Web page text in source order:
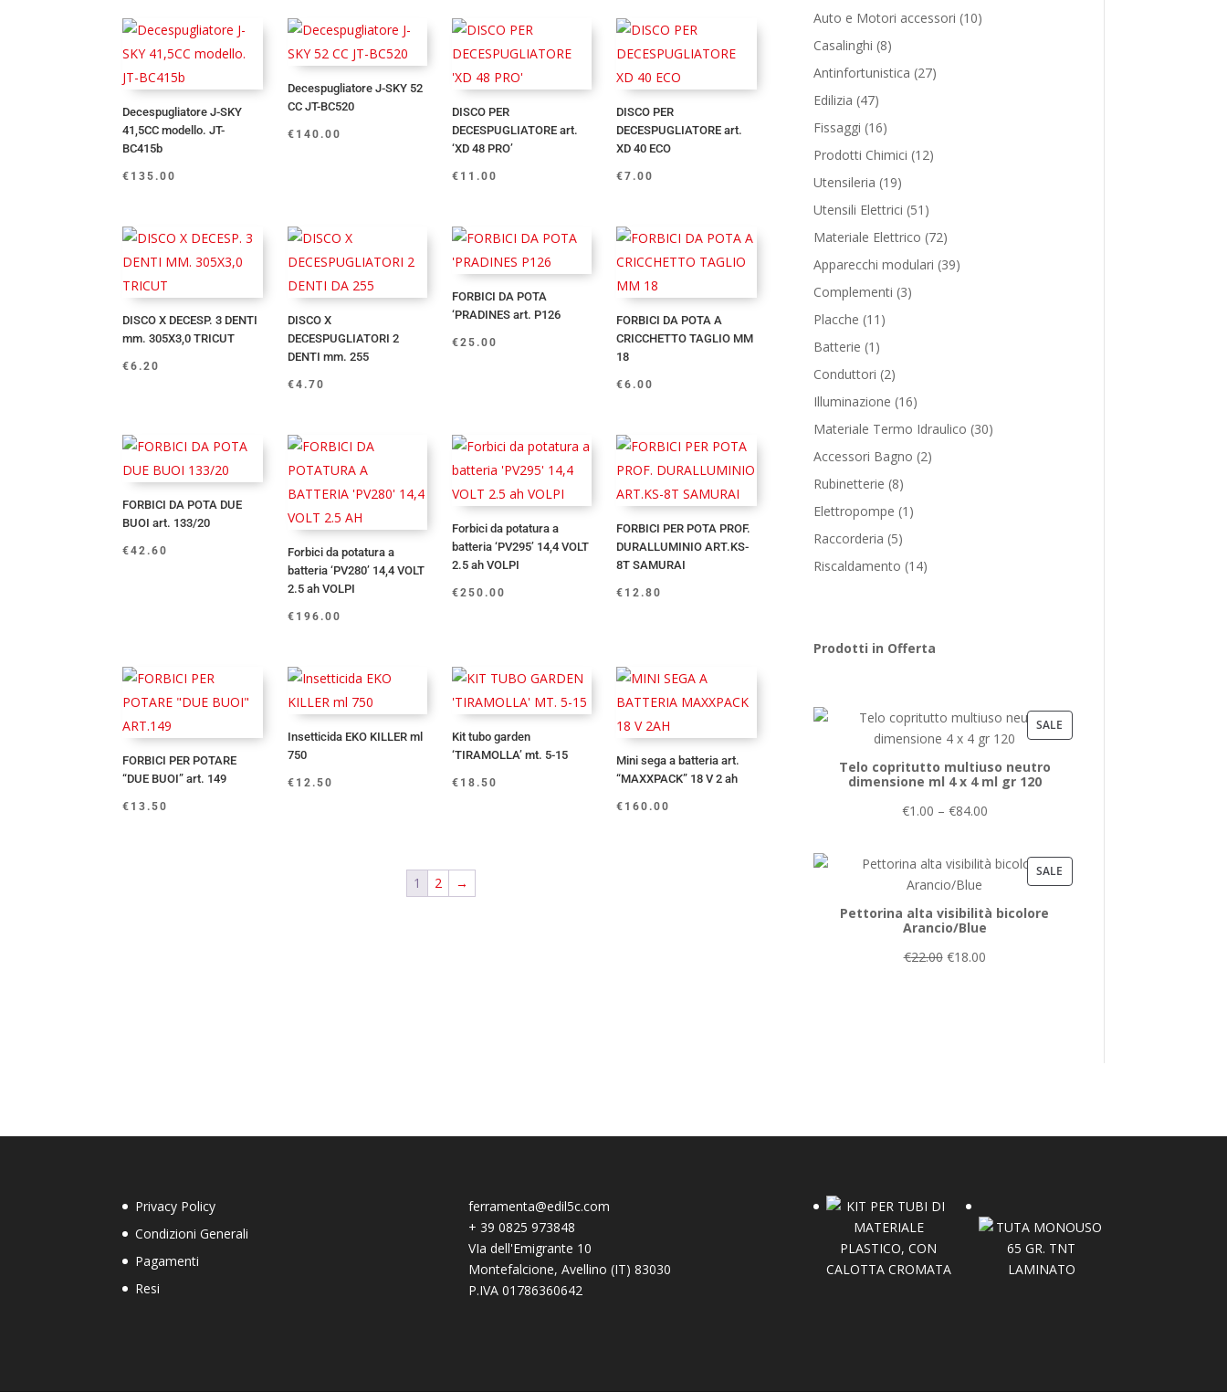
Decespugliatore J-SKY
41,5CC modello. JT-
BC415b
€ 135.00
Decespugliatore J-SKY 52
CC JT-BC520
€ 140.00
DISCO PER
DECESPUGLIATORE art.
‘XD 48 PRO’
€ 11.00
DISCO PER
DECESPUGLIATORE art.
XD 40 ECO
€7.00
DISCO X DECESP. 3 DENTI
mm. 305X3,0 TRICUT
€6.20
DISCO X
DECESPUGLIATORI 2
DENTI mm. 255
€4.70
FORBICI DA POTA
‘PRADINES art. P126
€25.00
FORBICI DA POTA A
CRICCHETTO TAGLIO MM
18
€6.00
FORBICI DA POTA DUE
BUOI art. 133/20
€42.60
Forbici da potatura a
batteria ‘PV280’ 14,4 VOLT
2.5 ah VOLPI
€ 196.00
Forbici da potatura a
batteria ‘PV295’ 14,4 VOLT
2.5 ah VOLPI
€250.00
FORBICI PER POTA PROF.
DURALLUMINIO ART.KS-
8T SAMURAI
€ 12.80
FORBICI PER POTARE
“DUE BUOI” art. 149
€ 13.50
Insetticida EKO KILLER ml
750
€ 12.50
Kit tubo garden
‘TIRAMOLLA’ mt. 5-15
€ 18.50
Mini sega a batteria art.
“MAXXPACK” 18 V 2 ah
€ 160.00
1 2 →
products
Auto e Motori accessori 1010
Casalinghi 88
products
Antinfortunistica 2727
Edilizia 4747
products
Fissaggi 1616
products
Prodotti Chimici 1212
Utensileria 1919
products
Utensili Elettrici 51 51
products
Materiale Elettrico 7272
products
Apparecchi modulari 3939
Complementi 33
Placche 11 11
Batterie 1 1
product
Conduttori 22
products
Illuminazione 1616
products
Materiale Termo Idraulico 3030
Accessori Bagno 22
Rubinetterie 88
products
Elettropompe 1 1
Raccorderia 55
products
Riscaldamento 1414
Prodotti in Offerta
SALE
ON
Telo copritutto multiuso neutro
dimensione ml 4 x 4 ml gr 120
€1.00 – €84.00
SALE
ON
Pettorina alta visibilità bicolore
Arancio/Blue
€22.00 €18.00
Privacy Policy
Condizioni Generali
Pagamenti
Resi
ferramenta@edil5c.com
+ 39 0825 973848
VIa dell'Emigrante 10
Montefalcione, Avellino (IT) 83030
P.IVA 01786360642